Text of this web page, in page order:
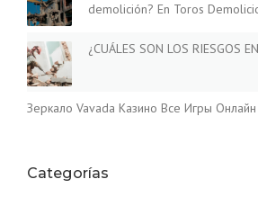
demolición? En Toros
¿CUÁLES SON LOS RIESGOS
Зеркало Vavada Казино Все Игры
Categorías